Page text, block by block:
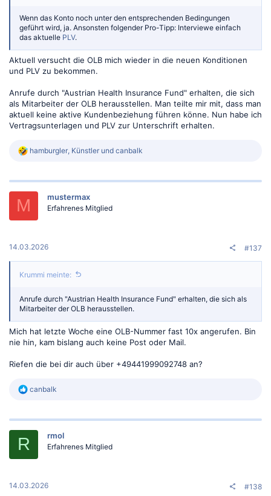
Wenn das Konto noch unter den entsprechenden Bedingungen
geführt wird, ja. Ansonsten folgender Pro-Tipp: Interviewe einfach
das aktuelle PLV.
Aktuell versucht die OLB mich wieder in die neuen Konditionen
und PLV zu bekommen.
Anrufe durch "Austrian Health Insurance Fund" erhalten, die sich
als Mitarbeiter der OLB herausstellen. Man teilte mir mit, dass man
aktuell keine aktive Kundenbeziehung führen könne. Nun habe ich
Vertragsunterlagen und PLV zur Unterschrift erhalten.
R
k
i
:
hamburgler, Künstler und canbalk
M mustermax
Erfahrenes Mitglied
14.03.2026 #137
Krummi meinte:
Anrufe durch "Austrian Health Insurance Fund" erhalten, die sich als
Mitarbeiter der OLB herausstellen.
Mich hat letzte Woche eine OLB-Nummer fast 10x angerufen. Bin
nie hin, kam bislang auch keine Post oder Mail.
Riefen die bei dir auch über +49441999092748 an?
R
k
:
canbalk
R rmol
Erfahrenes Mitglied
14.03.2026 #138